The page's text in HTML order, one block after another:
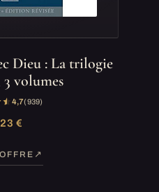
Dieu : La trilogie
volumes
4,7(939)
€